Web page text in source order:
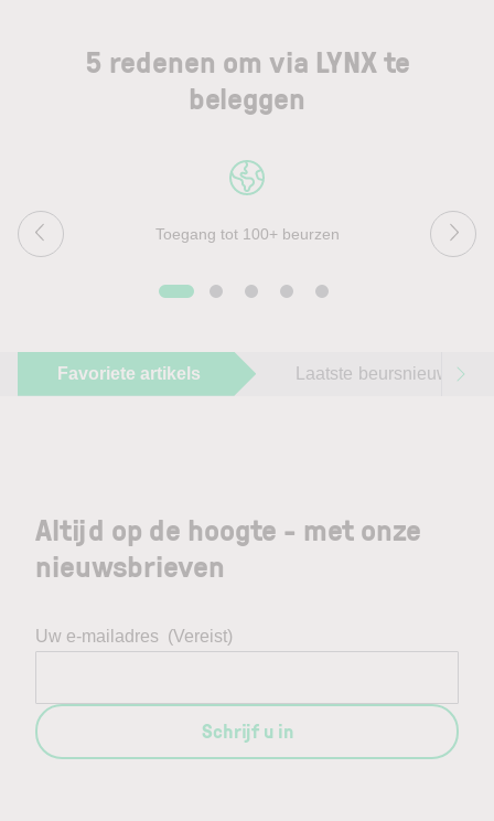
5 redenen om via LYNX te
beleggen
Toegang tot 100+ beurzen
Favoriete artikels Laatste beursnieuws
Altijd op de hoogte - met onze
nieuwsbrieven
Uw e-mailadres (Vereist)
Schrijf u in